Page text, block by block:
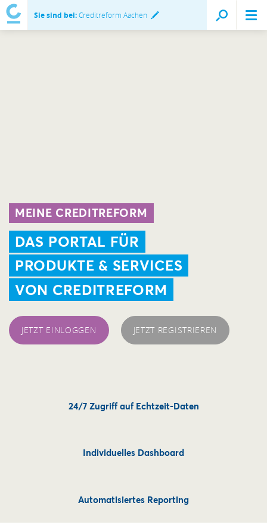
Sie sind bei:Creditreform Aachen
MEINE CREDITREFORM
DAS PORTAL FÜR
PRODUKTE & SERVICES
VON CREDITREFORM
JETZT EINLOGGEN JETZT REGISTRIEREN
24/7 Zugriff auf Echtzeit-Daten
Individuelles Dashboard
Automatisiertes Reporting